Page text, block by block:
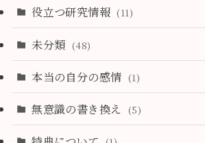
役立つ研究情報 (11)
未分類 (48)
本当の自分の感情 (1)
無意識の書き換え (5)